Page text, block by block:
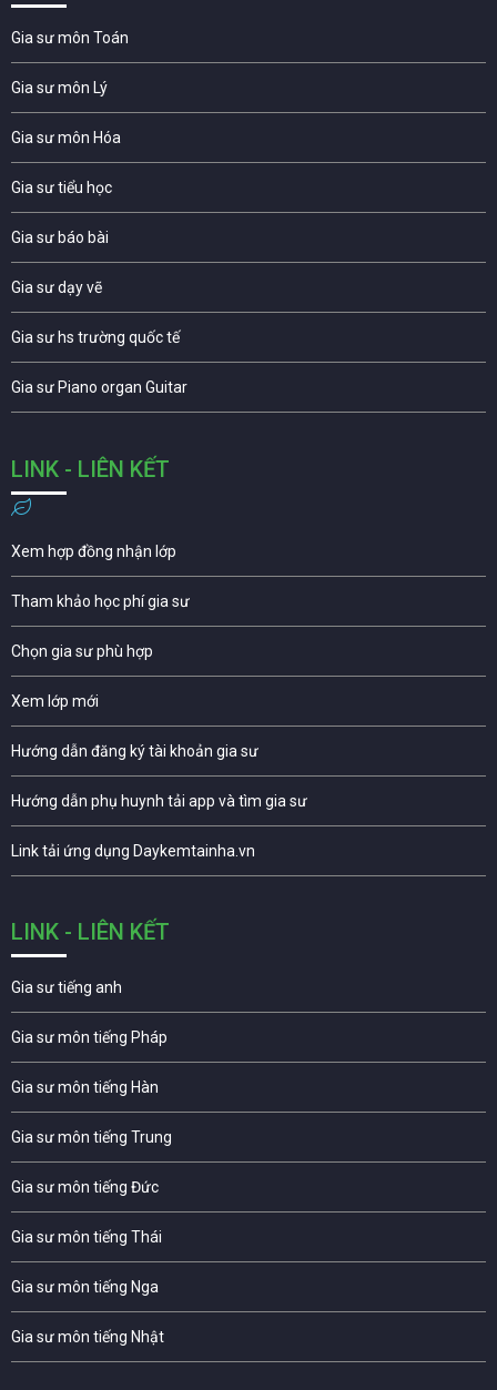
Gia sư môn Toán
Gia sư môn Lý
Gia sư môn Hóa
Gia sư tiểu học
Gia sư báo bài
Gia sư dạy vẽ
Gia sư hs trường quốc tế
Gia sư Piano organ Guitar
LINK - LIÊN KẾT
Xem hợp đồng nhận lớp
Tham khảo học phí gia sư
Chọn gia sư phù hợp
Xem lớp mới
Hướng dẫn đăng ký tài khoản gia sư
Hướng dẫn phụ huynh tải app và tìm gia sư
Link tải ứng dụng Daykemtainha.vn
LINK - LIÊN KẾT
Gia sư tiếng anh
Gia sư môn tiếng Pháp
Gia sư môn tiếng Hàn
Gia sư môn tiếng Trung
Gia sư môn tiếng Đức
Gia sư môn tiếng Thái
Gia sư môn tiếng Nga
Gia sư môn tiếng Nhật